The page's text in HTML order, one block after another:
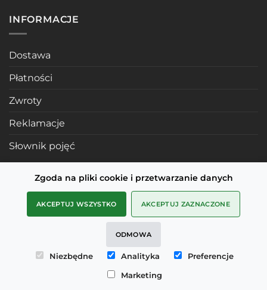
Zgoda na pliki cookie i przetwarzanie danych
AKCEPTUJ WSZYSTKO AKCEPTUJ ZAZNACZONE
ODMOWA
Niezbędne Analityka
Preferencje
Marketing
INFORMACJE
Dostawa
Płatności
Zwroty
Reklamacje
Słownik pojęć
POLECANE STRONY
Profile mosiężne
mDesignStudio